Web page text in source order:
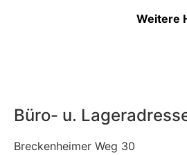
Weitere
Büro- u.
Breckenheimer Weg 30